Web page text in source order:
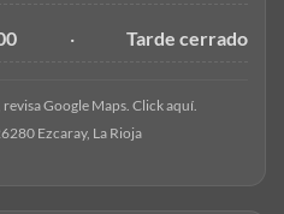
· Tarde cerrado
Google Maps. Click aquí.
Ezcaray, La Rioja